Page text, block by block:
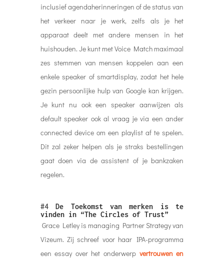
inclusief agendaherinneringen of de status van
het verkeer naar je werk, zelfs als je het
apparaat deelt met andere mensen in het
huishouden. Je kunt met Voice Match maximaal
zes stemmen van mensen koppelen aan een
enkele speaker of smartdisplay, zodat het hele
gezin persoonlijke hulp van Google kan krijgen.
Je kunt nu ook een speaker aanwijzen als
default speaker ook al vraag je via een ander
connected device om een playlist af te spelen.
Dit zal zeker helpen als je straks bestellingen
gaat doen via de assistent of je bankzaken
regelen.
#4De Toekomst van merken is te
vinden in “The Circles of Trust”
Grace Letley is managing Partner Strategy van
Vizeum. Zij schreef voor haar IPA-programma
een essay over het onderwerp vertrouwen en